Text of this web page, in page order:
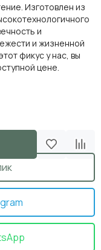
Изготовлен из
и
и жизненной
фикус у нас, вы
цене.